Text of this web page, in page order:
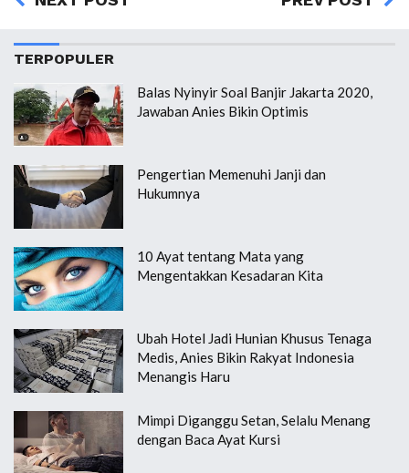
TERPOPULER
Balas Nyinyir Soal Banjir Jakarta 2020,
Jawaban Anies Bikin Optimis
Pengertian Memenuhi Janji dan
Hukumnya
10 Ayat tentang Mata yang
Mengentakkan Kesadaran Kita
Ubah Hotel Jadi Hunian Khusus Tenaga
Medis, Anies Bikin Rakyat Indonesia
Menangis Haru
Mimpi Diganggu Setan, Selalu Menang
dengan Baca Ayat Kursi